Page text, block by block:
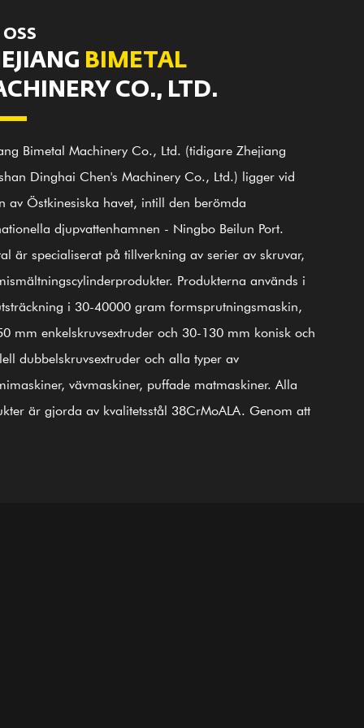
25 000
㎡
Verkstadsområde
100+ 20
BIMETAL
CO., LTD.
Bimetal Machinery Co., Ltd. (tidigare Zhejiang
Dinghai Chen's Machinery Co., Ltd.) ligger vid
av Östkinesiska havet, intill den berömda
djupvattenhamnen - Ningbo Beilun Port.
är specialiserat på tillverkning av serier av skruvar,
Produkterna används i
i 30-40000 gram formsprutningsmaskin,
mm enkelskruvsextruder och 30-130 mm konisk och
dubbelskruvsextruder och alla typer av
vävmaskiner, puffade matmaskiner. Alla
är gjorda av kvalitetsstål 38CrMoALA. Genom att